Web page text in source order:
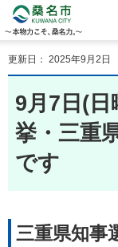
物力こそ、桑名力。
更新日： 2025年9月2日
9月7日(
挙・三重
です
三重県知事